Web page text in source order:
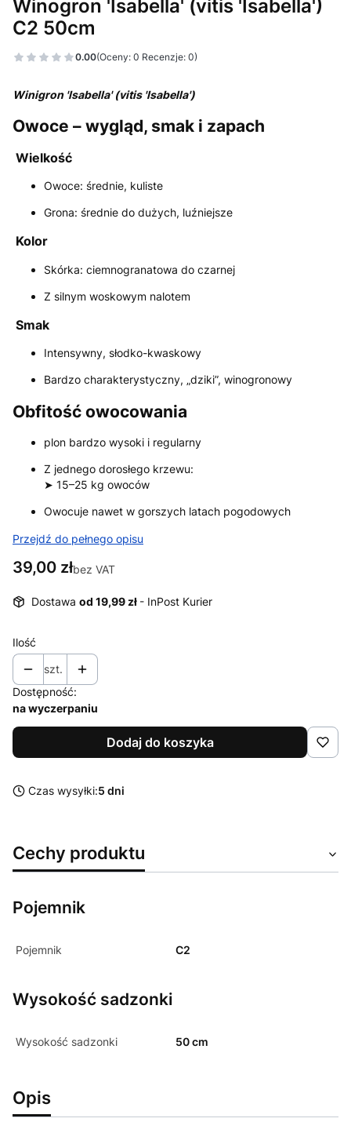
Winogron 'Isabella' (vitis 'Isabella')
C2 50cm
0.00(Oceny: 0 Recenzje: 0)
Winigron 'Isabella' (vitis 'Isabella')
Owoce – wygląd, smak i zapach
Wielkość
Owoce: średnie, kuliste
Grona: średnie do dużych, luźniejsze
Kolor
Skórka: ciemnogranatowa do czarnej
Z silnym woskowym nalotem
Smak
Intensywny, słodko-kwaskowy
Bardzo charakterystyczny, „dziki”, winogronowy
Obfitość owocowania
plon bardzo wysoki i regularny
Z jednego dorosłego krzewu:
➤ 15–25 kg owoców
Owocuje nawet w gorszych latach pogodowych
Przejdź do pełnego opisu
Cena
39,00 złbez VAT
Dostawa od 19,99 zł - InPost Kurier
Ilość
szt.
Dostępność:
na wyczerpaniu
Dodaj do koszyka
Czas wysyłki:5 dni
Cechy produktu
Pojemnik
Pojemnik C2
Wysokość sadzonki
Wysokość sadzonki 50 cm
Opis